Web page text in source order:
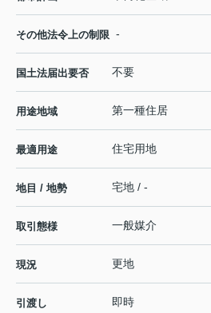
その他法令上の制限 -
国土法届出要否 不要
用途地域 第一種住居
最適用途 住宅用地
地目 / 地勢 宅地 / -
取引態様 一般媒介
現況 更地
引渡し 即時